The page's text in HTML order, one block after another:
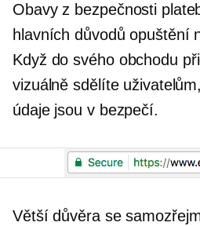
Obavy z bezpečnosti
hlavních důvodů opuštění
Když do svého obchodu
vizuálně sdělíte
údaje jsou v bezpečí.
Větší důvěra se